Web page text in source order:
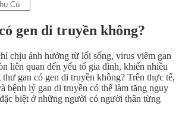
gen di truyền không?
chịu ảnh hưởng từ lối sống, virus viêm gan
liên quan đến yếu tố gia đình, khiến nhiều
gan có gen di truyền không? Trên thực tế,
bệnh lý gan di truyền có thể làm tăng nguy
biệt ở những người có người thân từng